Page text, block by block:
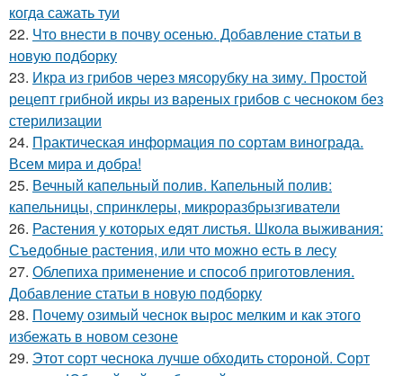
когда сажать туи
22. Что внести в почву осенью. Добавление статьи в
новую подборку
23. Икра из грибов через мясорубку на зиму. Простой
рецепт грибной икры из вареных грибов с чесноком без
стерилизации
24. Практическая информация по сортам винограда.
Всем мира и добра!
25. Вечный капельный полив. Капельный полив:
капельницы, спринклеры, микроразбрызгиватели
26. Растения у которых едят листья. Школа выживания:
Съедобные растения, или что можно есть в лесу
27. Облепиха применение и способ приготовления.
Добавление статьи в новую подборку
28. Почему озимый чеснок вырос мелким и как этого
избежать в новом сезоне
29. Этот сорт чеснока лучше обходить стороной. Сорт